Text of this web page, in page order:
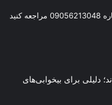
دلیلی برای بیخوابی‌های